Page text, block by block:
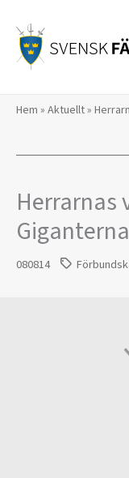
innehåll
Hem » Aktuellt»
Herrarnas
080814